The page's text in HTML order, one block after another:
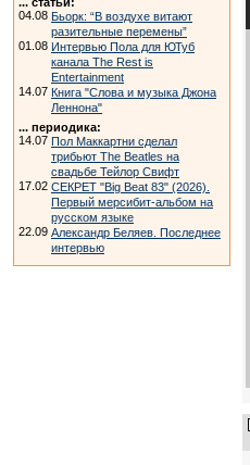
04.08 Бьорк: “В воздухе витают
разительные перемены”
01.08 Интервью Пола для ЮТуб
канала The Rest is
Entertainment
14.07 Книга "Слова и музыка Джона
Леннона"
... периодика:
14.07 Пол Маккартни сделал
трибьют The Beatles на
свадьбе Тейлор Свифт
17.02 СЕКРЕТ "Big Beat 83" (2026).
Первый мерсибит-альбом на
русском языке
22.09 Александр Беляев. Последнее
интервью